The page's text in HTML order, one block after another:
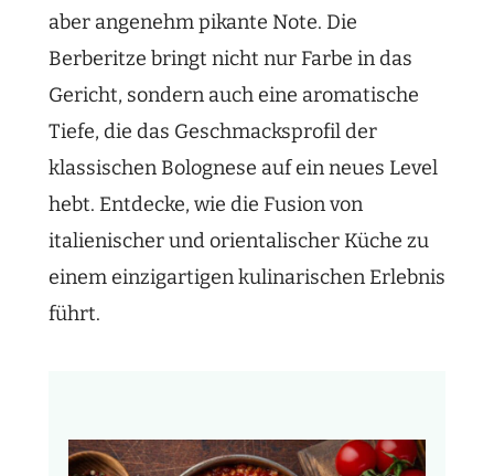
aber angenehm pikante Note. Die
Berberitze bringt nicht nur Farbe in das
Gericht, sondern auch eine aromatische
Tiefe, die das Geschmacksprofil der
klassischen Bolognese auf ein neues Level
hebt. Entdecke, wie die Fusion von
italienischer und orientalischer Küche zu
einem einzigartigen kulinarischen Erlebnis
führt.